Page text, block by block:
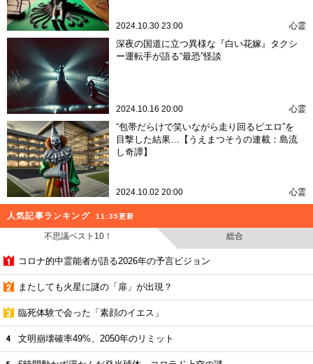
2024.10.30 23:00 心霊
深夜の国道に立つ異様な『白い花嫁』タクシ
ー運転手が語る“最恐”怪談
2024.10.16 20:00 心霊
“包帯だらけで笑いながら走り回るピエロ”を
目撃した結果…【うえまつそうの連載：島流
し奇譚】
2024.10.02 20:00 心霊
人気記事ランキング 11:35更新
不思議ベスト10！ 総合
コロナ的中霊能者が語る2026年の予言ビジョン
またしても火星に謎の「扉」が出現？
臨死体験で会った「素顔のイエス」
文明崩壊確率49%、2050年のリミット